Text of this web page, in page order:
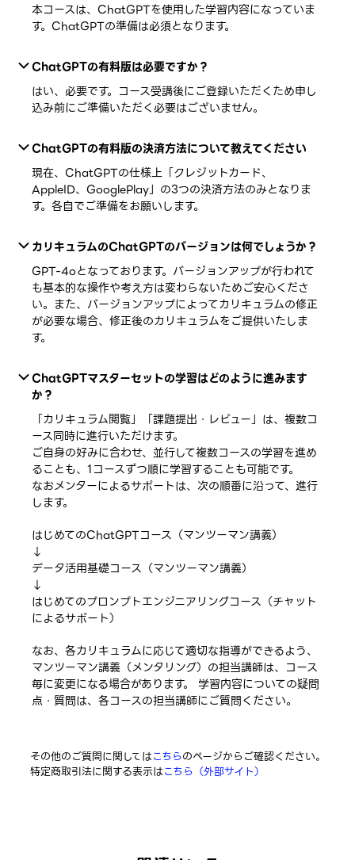
本コースは、ChatGPTを使用した学習内容になっていま
す。ChatGPTの準備は必須となります。
ChatGPTの有料版は必要ですか？
はい、必要です。コース受講後にご登録いただくため申し
込み前にご準備いただく必要はございません。
ChatGPTの有料版の決済方法について教えてください
現在、ChatGPTの仕様上「クレジットカード、
AppleID、GooglePlay」の3つの決済方法のみとなりま
す。各自でご準備をお願いします。
カリキュラムのChatGPTのバージョンは何でしょうか？
GPT-4oとなっております。バージョンアップが行われて
も基本的な操作や考え方は変わらないためご安心くださ
い。また、バージョンアップによってカリキュラムの修正
が必要な場合、修正後のカリキュラムをご提供いたしま
す。
ChatGPTマスターセットの学習はどのように進みます
か？
「カリキュラム閲覧」「課題提出・レビュー」は、複数コ
ース同時に進行いただけます。
ご自身の好みに合わせ、並行して複数コースの学習を進め
ることも、1コースずつ順に学習することも可能です。
なおメンターによるサポートは、次の順番に沿って、進行
します。
はじめてのChatGPTコース（マンツーマン講義）
↓
データ活用基礎コース（マンツーマン講義）
↓
はじめてのプロンプトエンジニアリングコース（チャット
によるサポート）
なお、各カリキュラムに応じて適切な指導ができるよう、
マンツーマン講義（メンタリング）の担当講師は、コース
毎に変更になる場合があります。 学習内容についての疑問
点・質問は、各コースの担当講師にご質問ください。
その他のご質問に関してはこちらのページからご確認ください。
特定商取引法に関する表示はこちら（外部サイト）